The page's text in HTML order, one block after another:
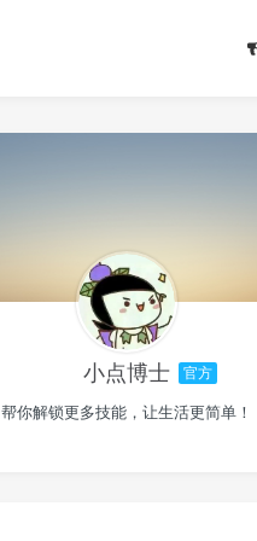
小点博士 官方
帮你解锁更多技能，让生活更简单！